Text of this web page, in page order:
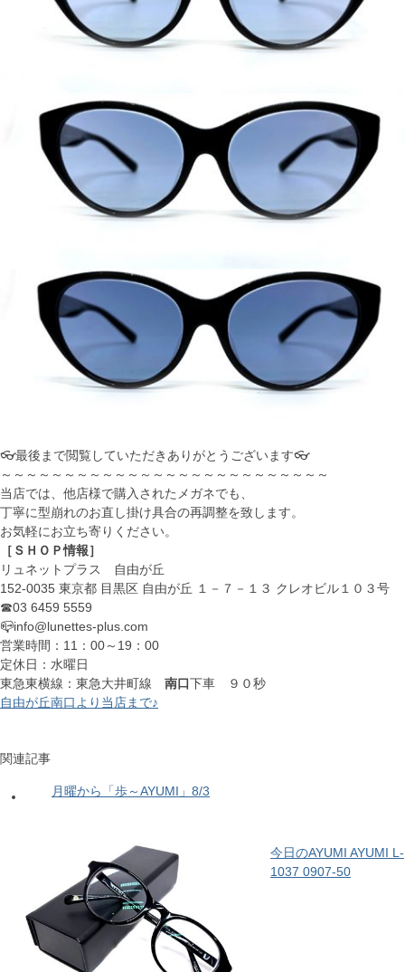
👓最後まで閲覧していただきありがとうございます👓
～～～～～～～～～～～～～～～～～～～～～～～～～～
当店では、他店様で購入されたメガネでも、
丁寧に型崩れのお直し掛け具合の再調整を致します。
お気軽にお立ち寄りください。
［ＳＨＯＰ情報］
リュネットプラス 自由が丘
152-0035 東京都 目黒区 自由が丘 １－７－１３ クレオビル１０３号
☎03 6459 5559
📪info@lunettes-plus.com
営業時間：11：00～19：00
定休日：水曜日
東急東横線：東急大井町線 南口下車 ９０秒
自由が丘南口より当店まで♪
関連記事
月曜から「歩～AYUMI」8/3
今日のAYUMI AYUMI L-
1037 0907-50